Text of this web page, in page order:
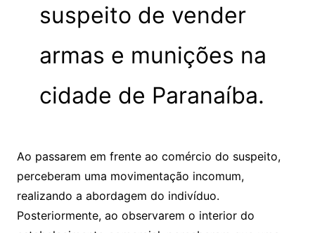
suspeito de vender
armas e munições na
cidade de Paranaíba.
Ao passarem em frente ao comércio do suspeito,
perceberam uma movimentação incomum,
realizando a abordagem do indivíduo.
Posteriormente, ao observarem o interior do